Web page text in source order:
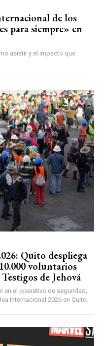
de los
para siempre» en
asistir y el impacto que
Quito despliega
voluntarios
de Jehová
en el operativo de seguridad,
Internacional 2026 en Quito.